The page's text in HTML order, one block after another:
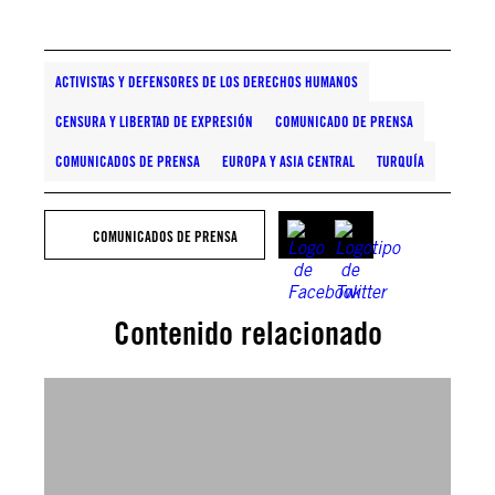
ACTIVISTAS Y DEFENSORES DE LOS DERECHOS HUMANOS
CENSURA Y LIBERTAD DE EXPRESIÓN COMUNICADO DE PRENSA
COMUNICADOS DE PRENSA EUROPA Y ASIA CENTRAL TURQUÍA
COMUNICADOS DE PRENSA
Contenido relacionado